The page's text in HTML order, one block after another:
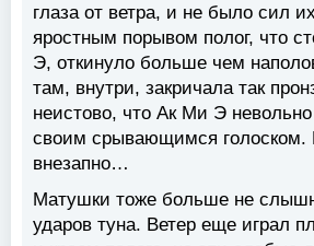
глаза от ветра, и не было сил
яростным порывом полог, что
Э, откинуло больше чем
там, внутри, закричала так
неистово, что Ак Ми Э
своим срывающимся голоском.
внезапно…
Матушки тоже больше не
ударов туна. Ветер еще играл